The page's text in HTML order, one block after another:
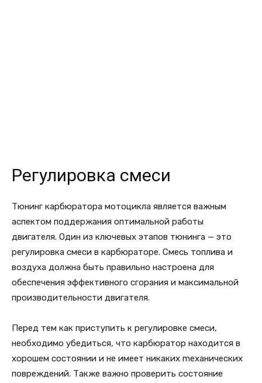
Регулировка смеси
Тюнинг карбюратора мотоцикла является важным
аспектом поддержания оптимальной работы
двигателя. Один из ключевых этапов тюнинга — это
регулировка смеси в карбюраторе. Смесь топлива и
воздуха должна быть правильно настроена для
обеспечения эффективного сгорания и максимальной
производительности двигателя.
Перед тем как приступить к регулировке смеси,
необходимо убедиться, что карбюратор находится в
хорошем состоянии и не имеет никаких meханических
повреждений. Также важно проверить состояние